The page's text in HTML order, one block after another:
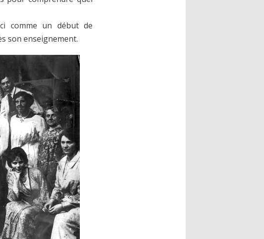
comme un début de
son enseignement.